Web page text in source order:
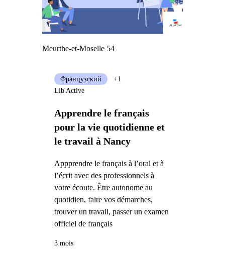
Meurthe-et-Moselle 54
Apprendre le français
pour la vie quotidienne et
le travail à Nancy
Appprendre le français à l’oral et à
l’écrit avec des professionnels à
votre écoute. Être autonome au
quotidien, faire vos démarches,
trouver un travail, passer un examen
officiel de français
Французский
+1
Lib'Active
3 mois